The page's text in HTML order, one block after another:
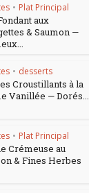
• Plat Principal
aux
& Saumon —
• desserts
Croustillants à la
Vanillée — Dorés...
• Plat Principal
Crémeuse au
& Fines Herbes